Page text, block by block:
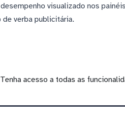
visualizado nos
verba publicitária.
Tenha acesso a todas as